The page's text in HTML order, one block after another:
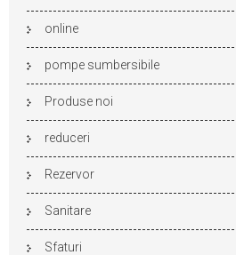
online
pompe sumbersibile
Produse noi
reduceri
Rezervor
Sanitare
Sfaturi